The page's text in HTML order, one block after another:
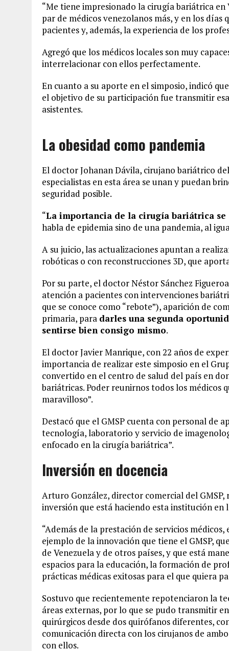
“Me tiene impresionado la cirugía bariátrica
par de médicos venezolanos más, y en los
pacientes y, además, la experiencia de los
Agregó que los médicos locales son muy
interrelacionar con ellos perfectamente.
En cuanto a su aporte en el simposio, indicó
el objetivo de su participación fue transmitir
asistentes.
La obesidad como pandemia
El doctor Johanan Dávila, cirujano bariátrico
especialistas en esta área se unan y puedan
seguridad posible.
“La importancia de la cirugía bariátrica se
habla de epidemia sino de una pandemia, al
A su juicio, las actualizaciones apuntan a
robóticas o con reconstrucciones 3D, que
Por su parte, el doctor Néstor Sánchez
atención a pacientes con intervenciones
que se conoce como “rebote”), aparición de
primaria, para darles una segunda
sentirse bien consigo mismo.
El doctor Javier Manrique, con 22 años de
importancia de realizar este simposio en el
convertido en el centro de salud del país en
bariátricas. Poder reunirnos todos los médicos
maravilloso”.
Destacó que el GMSP cuenta con personal de
tecnología, laboratorio y servicio de
enfocado en la cirugía bariátrica”.
Inversión en docencia
Arturo González, director comercial del
inversión que está haciendo esta institución
“Además de la prestación de servicios
ejemplo de la innovación que tiene el GMSP,
de Venezuela y de otros países, y que está
espacios para la educación, la formación de
prácticas médicas exitosas para el que quiera
Sostuvo que recientemente repotenciaron la
áreas externas, por lo que se pudo transmitir
quirúrgicos desde dos quirófanos diferentes,
comunicación directa con los cirujanos de
con ellos.